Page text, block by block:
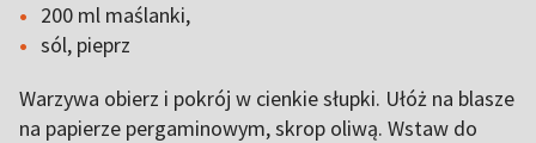
200 ml maślanki,
sól, pieprz
Warzywa obierz i pokrój w cienkie słupki. Ułóż na blasze
na papierze pergaminowym, skrop oliwą. Wstaw do